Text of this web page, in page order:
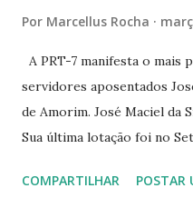
Por Marcellus Rocha
A PRT-7 manifesta o
servidores aposentados
de Amorim. José Maciel da
Sua última lotação foi no
Siqueira Amorim faleceu
COMPARTILHAR POSTAR